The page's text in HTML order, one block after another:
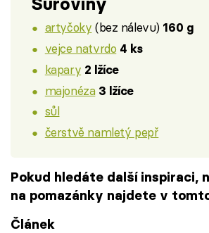
artyčoky (bez nálevu) 160 g
vejce natvrdo 4 ks
kapary 2 lžíce
majonéza 3 lžíce
sůl
čerstvě namletý pepř
Pokud hledáte další inspiraci,
na pomazánky najdete v
Článek